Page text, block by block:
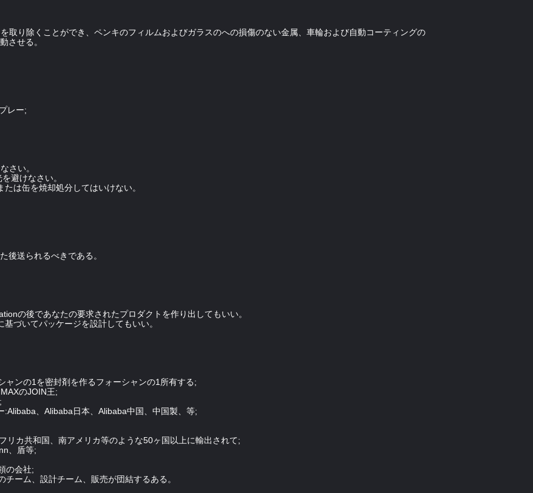
取り除くことができ、ペンキのフィルムおよびガラスのへの損傷のない金属、車輪および自動コーティングの
させる。
レー;
さい。
避けなさい。
は缶を焼却処分してはいけない。
後送られるべきである。
の後であなたの要求されたプロダクトを作り出してもいい。
づいてパッケージを設計してもいい。
ャンの1を密封剤を作るフォーシャンの1所有する;
のJOIN王;
、Alibaba日本、Alibaba中国、中国製、等;
リカ共和国、南アメリカ等のような50ヶ国以上に輸出されて;
、盾等;
の会社;
ーム、設計チーム、販売が団結するある。